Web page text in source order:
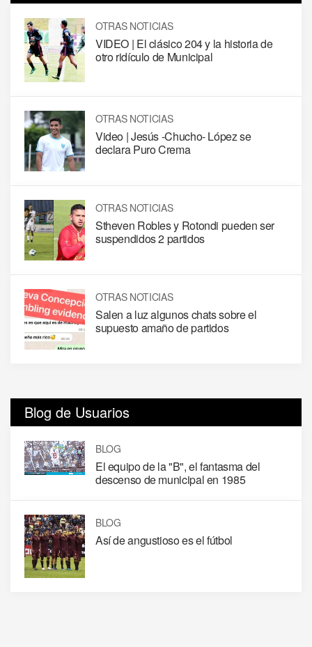
OTRAS NOTICIAS
VIDEO | El clásico 204 y la historia de
otro ridículo de Municipal
OTRAS NOTICIAS
Video | Jesús -Chucho- López se
declara Puro Crema
OTRAS NOTICIAS
Stheven Robles y Rotondi pueden ser
suspendidos 2 partidos
OTRAS NOTICIAS
Salen a luz algunos chats sobre el
supuesto amaño de partidos
Blog de Usuarios
BLOG
El equipo de la "B", el fantasma del
descenso de municipal en 1985
BLOG
Así de angustioso es el fútbol